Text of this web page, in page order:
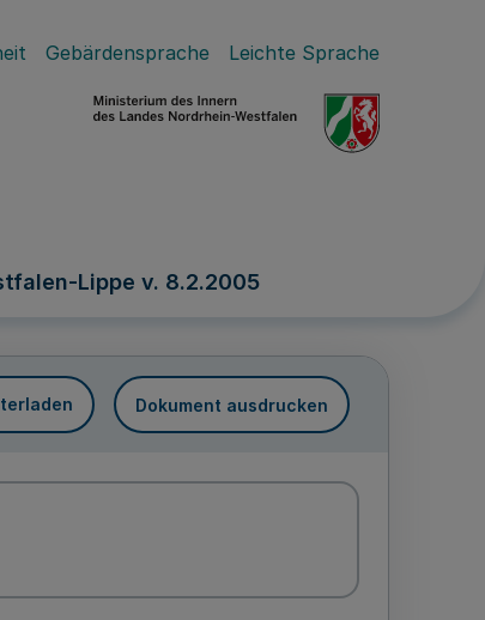
Gebärdensprache Leichte Sprache
Lippe v. 8.2.2005
Dokument ausdrucken